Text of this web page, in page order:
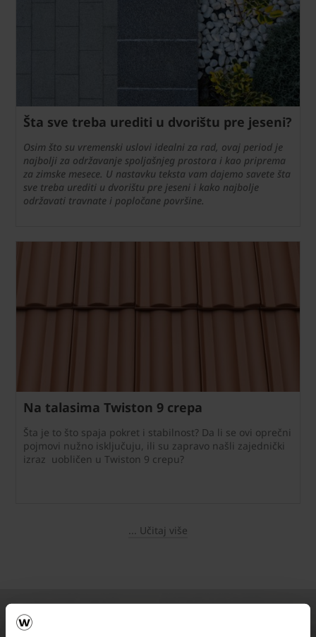
Šta sve treba urediti u dvorištu pre jeseni?
Osim što su vremenski uslovi idealni za rad, ovaj period je
najbolji za održavanje spoljašnjeg prostora i kao priprema
za zimske mesece. U nastavku teksta vam dajemo savete šta
sve treba urediti u dvorištu pre jeseni i kako najbolje
održavati travnate i popločane površine.
Na talasima Twiston 9 crepa
Šta je to što spaja pokret i stabilnost? Da li se ovi oprečni
pojmovi nužno isključuju, ili su zapravo našli zajednički
izraz uobličen u Twiston 9 crepu?
... Učitaj više